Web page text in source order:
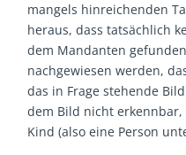
mangels hinreichenden
heraus, dass tatsächlich
dem Mandanten
nachgewiesen werden,
das in Frage stehende
dem Bild nicht
Kind (also eine Person